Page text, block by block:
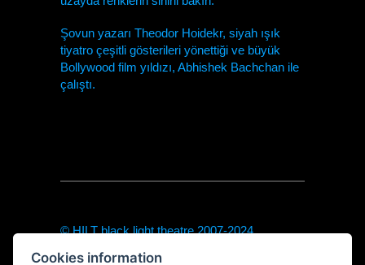
Şovun yazarı Theodor Hoidekr, siyah ışık
tiyatro çeşitli gösterileri yönettiği ve büyük
Bollywood film yıldızı, Abhishek Bachchan ile
çalıştı.
© HILT black light theatre 2007-2024
Cookies information